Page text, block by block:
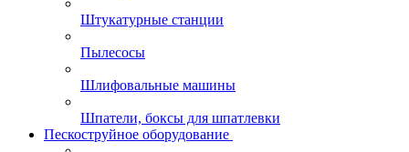
Штукатурные станции
Пылесосы
Шлифовальные машины
Шпатели, боксы для шпатлевки
Пескоструйное оборудование